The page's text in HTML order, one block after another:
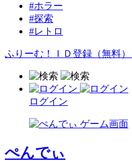
#ホラー
#探索
#レトロ
ふりーむ！ＩＤ登録（無料）
ログイン
ぺんでぃ